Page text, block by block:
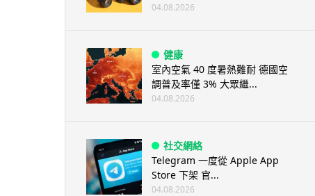
04.08.2026
健康
室內空氣 40 度暑熱難耐 德國空
調普及率僅 3% 大眾繼...
04.08.2026
社交網絡
Telegram 一度從 Apple App
Store 下架 官...
04.08.2026